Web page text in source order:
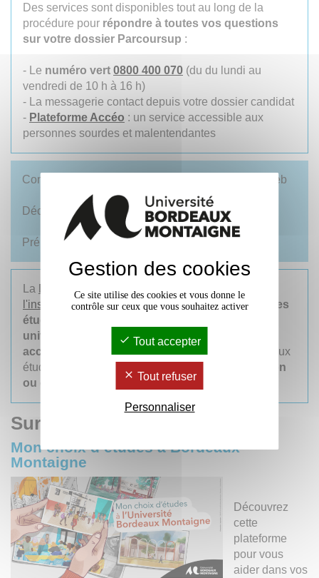
Des services sont disponibles tout au long de la
procédure pour répondre à toutes vos questions
sur votre dossier Parcoursup :
- Le numéro vert 0800 400 070 (du du lundi au
vendredi de 10 h à 16 h)
- La messagerie contact depuis votre dossier candidat
- Plateforme Accéo : un service accessible aux
personnes sourdes et malentendantes
Consultez la rubrique " " du site web
Découvrez l' offre de formation en licence et BUT
Préparez votre inscription à l'université
La
Direction de l'orientation, des stages et de
l'insertion professionnelle (DOSIP) accompagne les
étudiant·es tout au long de leurs cursus
universitaires.
Son équipe fournie un
accompagnement de proximité
et individualisé aux
étudiant·es dans leurs
démarches de réorientation
ou d'orientation.
Sur le même sujet
Mon choix d’études à Bordeaux
Montaigne
Découvrez
cette
plateforme
pour vous
aider dans vos
Gestion des cookies
Ce site utilise des cookies et vous donne le
contrôle sur ceux que vous souhaitez activer
Tout accepter
Tout refuser
Personnaliser